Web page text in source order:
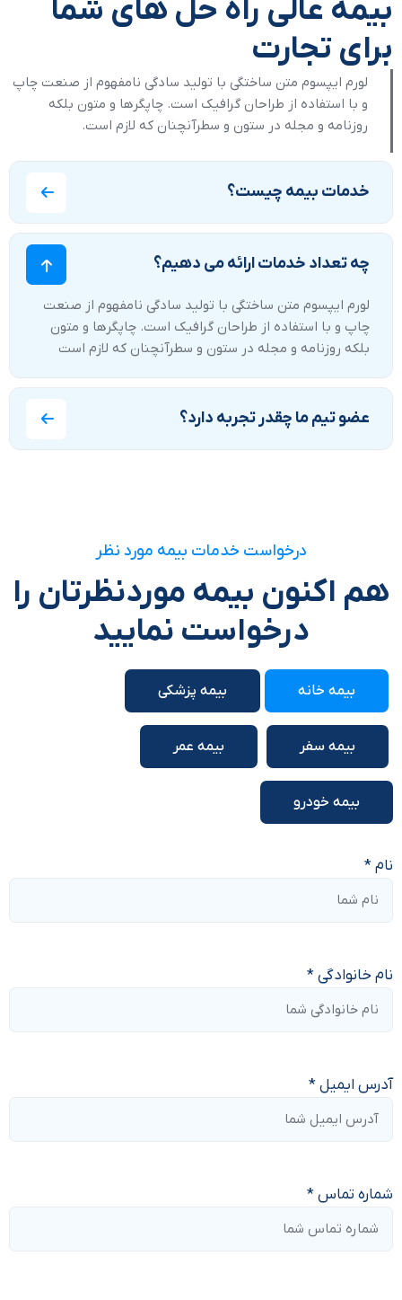
بیمه عالی راه حل های شما
برای تجارت
لورم ایپسوم متن ساختگی با تولید سادگی نامفهوم از صنعت چاپ
و با استفاده از طراحان گرافیک است. چاپگرها و متون بلکه
روزنامه و مجله در ستون و سطرآنچنان که لازم است.
خدمات بیمه چیست؟
چه تعداد خدمات ارائه می دهیم؟
لورم ایپسوم متن ساختگی با تولید سادگی نامفهوم از صنعت
چاپ و با استفاده از طراحان گرافیک است. چاپگرها و متون
بلکه روزنامه و مجله در ستون و سطرآنچنان که لازم است
عضو تیم ما چقدر تجربه دارد؟
درخواست خدمات بیمه مورد نظر
هم اکنون بیمه موردنظرتان را
درخواست نمایید
بیمه خانه بیمه پزشکی
بیمه سفر بیمه عمر
بیمه خودرو
نام *
نام خانوادگی *
آدرس ایمیل *
شماره تماس *